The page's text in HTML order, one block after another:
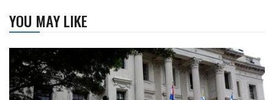
YOU MAY LIKE